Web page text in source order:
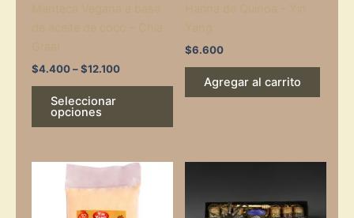
$4.400–$12.100
Seleccionar
opciones
the
product
page
$6.600
Agregar al carrito